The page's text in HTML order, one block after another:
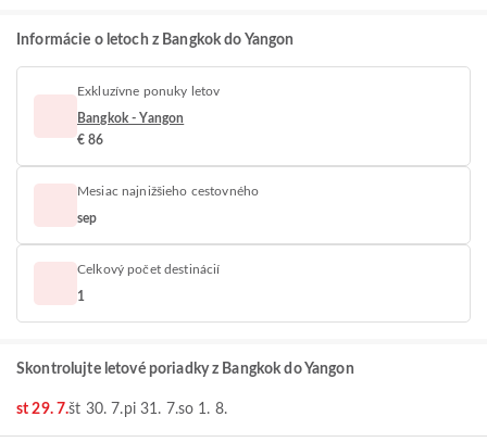
Informácie o letoch z Bangkok do Yangon
Exkluzívne ponuky letov
Bangkok - Yangon
€ 86
Mesiac najnižšieho cestovného
sep
Celkový počet destinácií
1
Skontrolujte letové poriadky z Bangkok do Yangon
st 29. 7.št 30. 7.pi 31. 7.so 1. 8.